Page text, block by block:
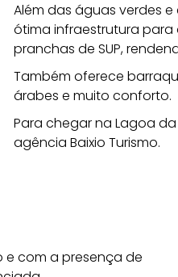
Além das águas verdes
ótima infraestrutura para
pranchas de SUP,
Também oferece
árabes e muito conforto.
Para chegar na Lagoa
agência Baixio Turismo.
e com a presença de